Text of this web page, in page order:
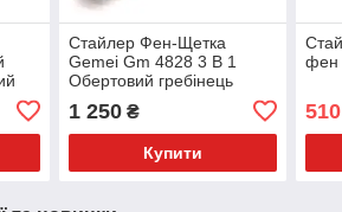
Стайлер Фен-Щетка
Gemei Gm 4828 3 В 1
Обертовий гребінець
1 250₴
Купити
фен
510